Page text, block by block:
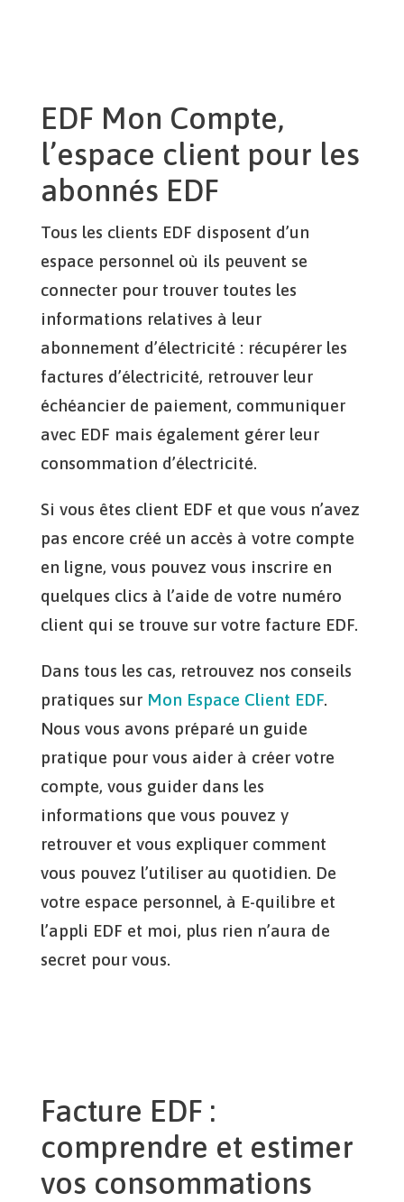
EDF Mon Compte,
l’espace client pour les
abonnés EDF
Tous les clients EDF disposent d’un
espace personnel où ils peuvent se
connecter pour trouver toutes les
informations relatives à leur
abonnement d’électricité : récupérer les
factures d’électricité, retrouver leur
échéancier de paiement, communiquer
avec EDF mais également gérer leur
consommation d’électricité.
Si vous êtes client EDF et que vous n’avez
pas encore créé un accès à votre compte
en ligne, vous pouvez vous inscrire en
quelques clics à l’aide de votre numéro
client qui se trouve sur votre facture EDF.
Dans tous les cas, retrouvez nos conseils
pratiques sur Mon Espace Client EDF.
Nous vous avons préparé un guide
pratique pour vous aider à créer votre
compte, vous guider dans les
informations que vous pouvez y
retrouver et vous expliquer comment
vous pouvez l’utiliser au quotidien. De
votre espace personnel, à E-quilibre et
l’appli EDF et moi, plus rien n’aura de
secret pour vous.
Facture EDF :
comprendre et estimer
vos consommations